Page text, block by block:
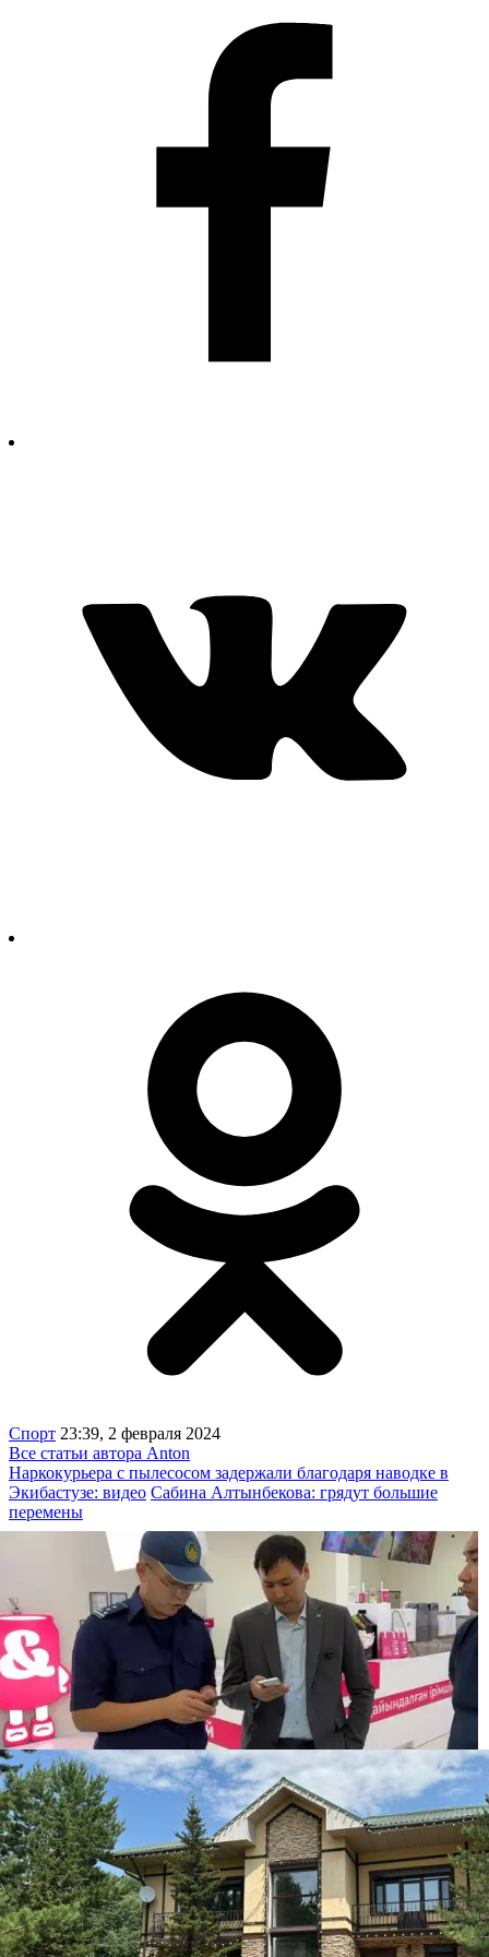
Спорт 23:39, 2 февраля 2024
Все статьи автора Anton
Наркокурьера с пылесосом задержали благодаря наводке в
Экибастузе: видео Сабина Алтынбекова: грядут большие
перемены
оштрафовали на 86 500 тенге за
раздачу мороженого детям